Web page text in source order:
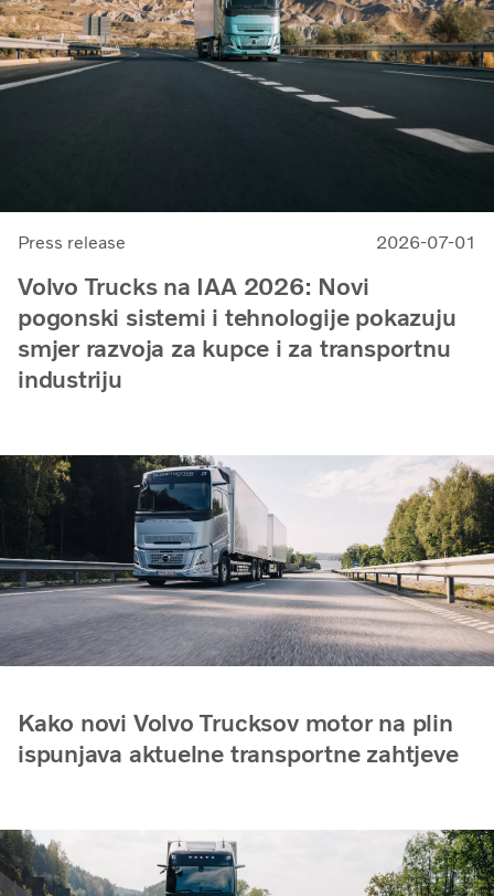
Press release 2026-07-01
Volvo Trucks na IAA 2026: Novi
pogonski sistemi i tehnologije pokazuju
smjer razvoja za kupce i za transportnu
industriju
Kako novi Volvo Trucksov motor na plin
ispunjava aktuelne transportne zahtjeve